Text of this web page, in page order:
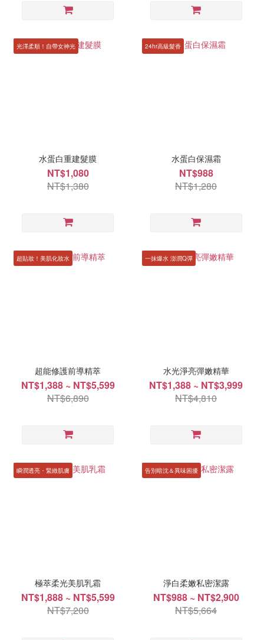
光澤柔順！自帶女神光
水蛋白重建髮膜
NT$1,080
NT$1,380
24hr高級髮香
水蛋白保濕霜
NT$988
NT$1,280
超貼妝！美肌化妝水
超能修護前導精萃
NT$1,388 ~ NT$5,599
NT$6,890
一抹爆水 澎潤Q彈
水光淨亮彈嫩精華
NT$1,388 ~ NT$3,999
NT$4,810
瞬潤透亮・緊緻肌膚
極萃柔光美肌乳霜
NT$1,888 ~ NT$5,599
NT$7,200
告別暗沈＆異味困擾
淨白柔嫩私密潔露
NT$988 ~ NT$2,900
NT$5,664